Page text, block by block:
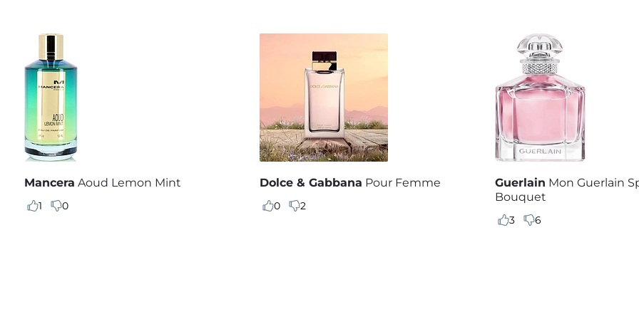
Mancera Aoud Lemon Mint
1 0
Dolce & Gabbana Pour Femme
0 2
Guerlain Mon Guerlain
Bouquet
3 6